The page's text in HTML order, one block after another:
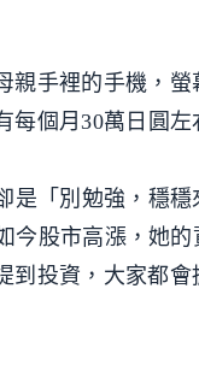
親手裡的手機，螢
個月30萬日圓左
是「別勉強，穩穩
今股市高漲，她的
到投資，大家都會